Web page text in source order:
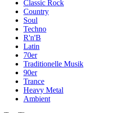
Classic Rock
Country
Soul
Techno
R'n'B
Latin
70er
Traditionelle Musik
90er
Trance
Heavy Metal
Ambient